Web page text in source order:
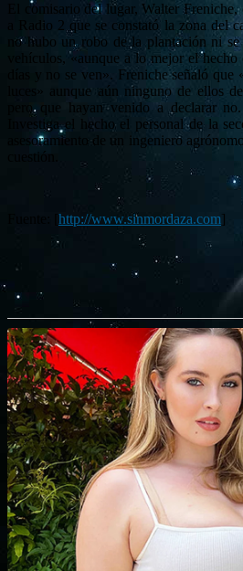
El comisario del lugar, Walter
a Radio 2 que se constató la zona del
no hubo un robo de la plantación ni
vehículos, «aunque a lo mejor el
días y no se ven». Freniche señaló
luces» aunque aún ninguno de ellos
pero que hayan venido a declarar
Investiga el hecho el personal de la
asesoramiento de un ingeniero
cuestión.
http://www.sinmordaza.com]